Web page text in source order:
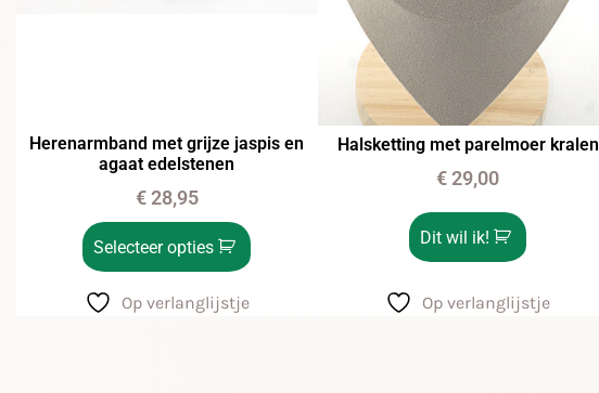
Herenarmband met grijze jaspis en
agaat edelstenen
€28,95
Selecteer opties
Op verlanglijstje
Halsketting met parelmoer kralen
€29,00
Dit wil ik!
Op verlanglijstje